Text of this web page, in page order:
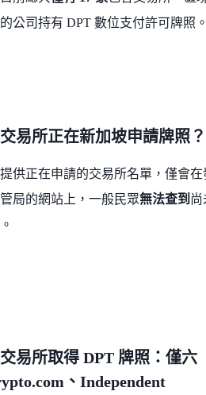
公司持有 DPT 數位支付許可牌照
易所正在新加坡申請牌照？
供正在申請的交易所名單，僅會在
局的網站上，一般民眾無法查到
易所取得 DPT 牌照：僅六
、Independent